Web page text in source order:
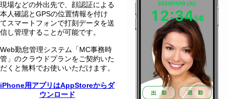
現場などの外出先で、顔認証による
本人確認とGPSの位置情報を付け
てスマートフォンで打刻データを送
信し管理することが可能です。
Web勤怠管理システム「MC事務時
管」のクラウドプランをご契約いた
だくと無料でお使いいただけます。
iPhone用アプリはAppStoreからダ
ウンロード